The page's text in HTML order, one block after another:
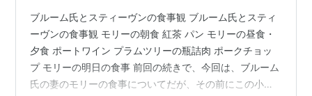
ブルーム氏とスティーヴンの食事観 ブルーム氏とスティ
ーヴンの食事観 モリーの朝食 紅茶 パン モリーの昼食・
夕食 ポートワイン プラムツリーの瓶詰肉 ポークチョッ
プ モリーの明日の食事 前回の続きで、今回は、ブルーム
氏の妻のモリーの食事についてだが、その前にこの小説